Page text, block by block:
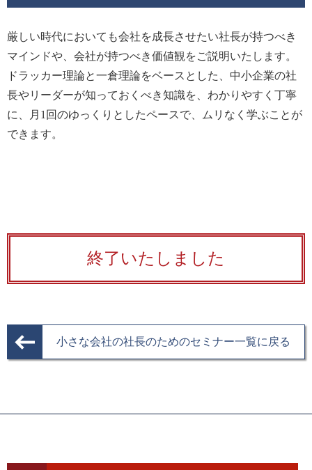
厳しい時代においても会社を成長させたい社長が持つべき
マインドや、会社が持つべき価値観をご説明いたします。
ドラッカー理論と一倉理論をベースとした、中小企業の社
長やリーダーが知っておくべき知識を、わかりやすく丁寧
に、月1回のゆっくりとしたペースで、ムリなく学ぶことが
できます。
終了いたしました
小さな会社の社長のためのセミナー一覧に戻る